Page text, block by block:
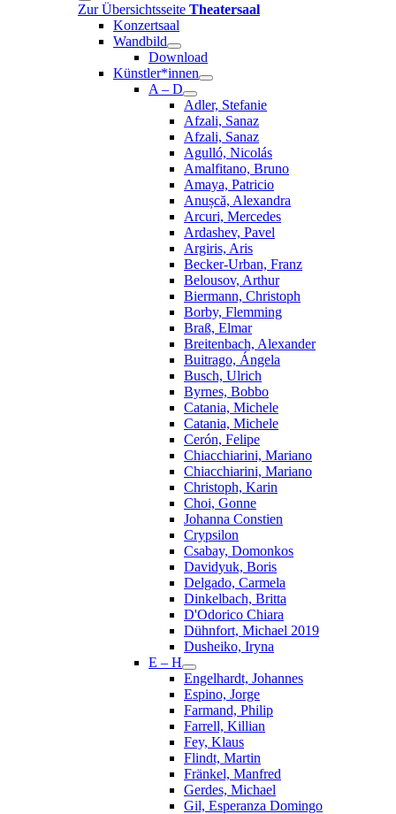
Zur Übersichtsseite Theatersaal
Konzertsaal
Wandbild
Download
Künstler*innen
A – D
Adler, Stefanie
Afzali, Sanaz
Afzali, Sanaz
Agulló, Nicolás
Amalfitano, Bruno
Amaya, Patricio
Anușcă, Alexandra
Arcuri, Mercedes
Ardashev, Pavel
Argiris, Aris
Becker-Urban, Franz
Belousov, Arthur
Biermann, Christoph
Borby, Flemming
Braß, Elmar
Breitenbach, Alexander
Buitrago, Ángela
Busch, Ulrich
Byrnes, Bobbo
Catania, Michele
Catania, Michele
Cerón, Felipe
Chiacchiarini, Mariano
Chiacchiarini, Mariano
Christoph, Karin
Choi, Gonne
Johanna Constien
Crypsilon
Csabay, Domonkos
Davidyuk, Boris
Delgado, Carmela
Dinkelbach, Britta
D'Odorico Chiara
Dühnfort, Michael 2019
Dusheiko, Iryna
E – H
Engelhardt, Johannes
Espino, Jorge
Farmand, Philip
Farrell, Killian
Fey, Klaus
Flindt, Martin
Fränkel, Manfred
Gerdes, Michael
Gil, Esperanza Domingo